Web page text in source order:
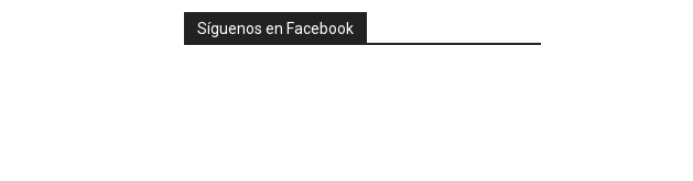
Síguenos en Facebook